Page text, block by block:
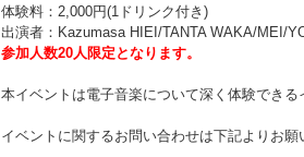
体験料：2,000円(1ドリンク付き)
出演者：Kazumasa HIEI/TANTA WAKA/MEI/
参加人数20人限定となります。
本イベントは電子音楽について深く体験できる
イベントに関するお問い合わせは下記よりお願